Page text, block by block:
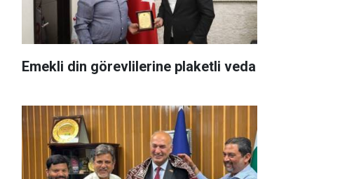
Emekli din görevlilerine plaketli veda